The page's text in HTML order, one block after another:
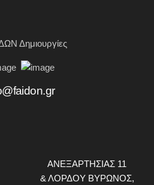
ΑΝΕΞΑΡΤΗΣΙΑΣ 11
& ΛΟΡΔΟΥ ΒΥΡΩΝΟΣ,